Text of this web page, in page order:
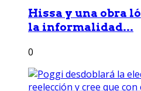
Hissa y una obra
la informalidad...
0